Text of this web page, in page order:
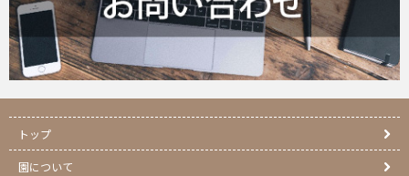
トップ
園について